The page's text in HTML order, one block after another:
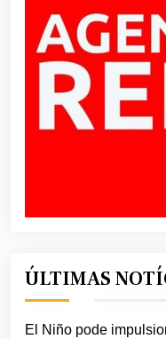
ÚLTIMAS
El Niño pode